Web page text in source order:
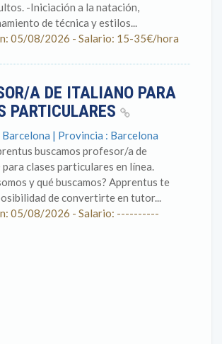
-Iniciación a la natación,
de técnica y estilos...
05/08/2026 - Salario: 15-35€/hora
A DE ITALIANO PARA
PARTICULARES
| Provincia : Barcelona
buscamos profesor/a de
clases particulares en línea.
y qué buscamos? Apprentus te
de convertirte en tutor...
05/08/2026 - Salario: ----------